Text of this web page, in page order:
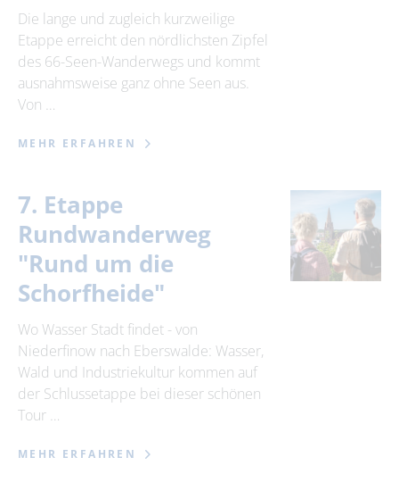
Die lange und zugleich kurzweilige
Etappe erreicht den nördlichsten Zipfel
des 66-Seen-Wanderwegs und kommt
ausnahmsweise ganz ohne Seen aus.
Von …
MEHR ERFAHREN
7. Etappe
Rundwanderweg
"Rund um die
Schorfheide"
Wo Wasser Stadt findet - von
Niederfinow nach Eberswalde: Wasser,
Wald und Industriekultur kommen auf
der Schlussetappe bei dieser schönen
Tour …
MEHR ERFAHREN